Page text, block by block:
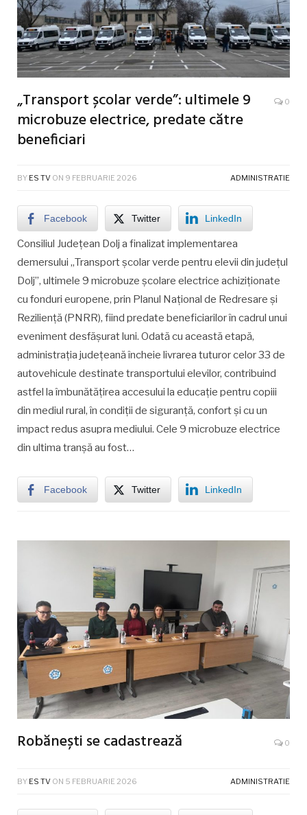
„Transport școlar verde”: ultimele 9
microbuze electrice, predate către
beneficiari
0
BY ES TV ON 9 FEBRUARIE 2026 ADMINISTRATIE
Facebook Twitter LinkedIn
Consiliul Județean Dolj a finalizat implementarea
demersului „Transport școlar verde pentru elevii din județul
Dolj”, ultimele 9 microbuze școlare electrice achiziționate
cu fonduri europene, prin Planul Național de Redresare și
Reziliență (PNRR), fiind predate beneficiarilor în cadrul unui
eveniment desfășurat luni. Odată cu această etapă,
administrația județeană încheie livrarea tuturor celor 33 de
autovehicule destinate transportului elevilor, contribuind
astfel la îmbunătățirea accesului la educație pentru copiii
din mediul rural, în condiții de siguranță, confort și cu un
impact redus asupra mediului. Cele 9 microbuze electrice
din ultima tranșă au fost…
Facebook Twitter LinkedIn
Robănești se cadastrează 0
BY ES TV ON 5 FEBRUARIE 2026 ADMINISTRATIE